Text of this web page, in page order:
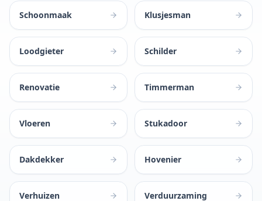
Schoonmaak Klusjesman
Loodgieter Schilder
Renovatie Timmerman
Vloeren Stukadoor
Dakdekker Hovenier
Verhuizen Verduurzaming